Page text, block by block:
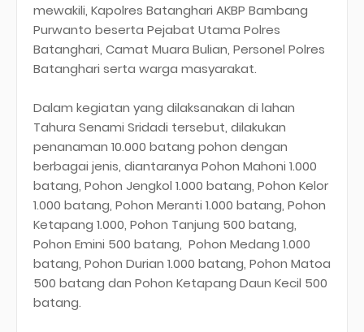
mewakili, Kapolres Batanghari AKBP Bambang
Purwanto beserta Pejabat Utama Polres
Batanghari, Camat Muara Bulian, Personel Polres
Batanghari serta warga masyarakat.
Dalam kegiatan yang dilaksanakan di lahan
Tahura Senami Sridadi tersebut, dilakukan
penanaman 10.000 batang pohon dengan
berbagai jenis, diantaranya Pohon Mahoni 1.000
batang, Pohon Jengkol 1.000 batang, Pohon Kelor
1.000 batang, Pohon Meranti 1.000 batang, Pohon
Ketapang 1.000, Pohon Tanjung 500 batang,
Pohon Emini 500 batang, Pohon Medang 1.000
batang, Pohon Durian 1.000 batang, Pohon Matoa
500 batang dan Pohon Ketapang Daun Kecil 500
batang.